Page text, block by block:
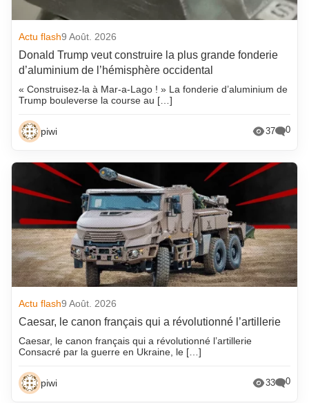
Actu flash9 Août. 2026
Donald Trump veut construire la plus grande fonderie
d’aluminium de l’hémisphère occidental
« Construisez-la à Mar-a-Lago ! » La fonderie d’aluminium de
Trump bouleverse la course au […]
piwi 37 0
Actu flash9 Août. 2026
Caesar, le canon français qui a révolutionné l’artillerie
Caesar, le canon français qui a révolutionné l’artillerie
Consacré par la guerre en Ukraine, le […]
piwi 33 0